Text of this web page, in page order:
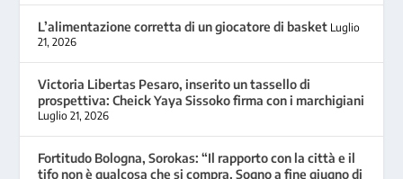
L’alimentazione corretta di un giocatore di basket Luglio
21, 2026
Victoria Libertas Pesaro, inserito un tassello di
prospettiva: Cheick Yaya Sissoko firma con i marchigiani
Luglio 21, 2026
Fortitudo Bologna, Sorokas: “Il rapporto con la città e il
tifo non è qualcosa che si compra. Sogno a fine giugno di